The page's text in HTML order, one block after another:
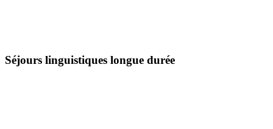
Séjours linguistiques longue durée